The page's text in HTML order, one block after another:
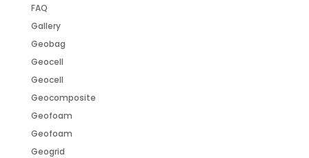
FAQ
Gallery
Geobag
Geocell
Geocell
Geocomposite
Geofoam
Geofoam
Geogrid